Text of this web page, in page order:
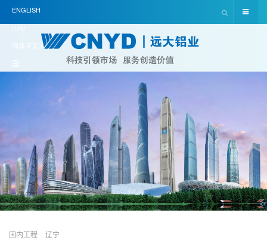
ENGLISH
(UK)
简体中文(中
国)
国内工程 辽宁